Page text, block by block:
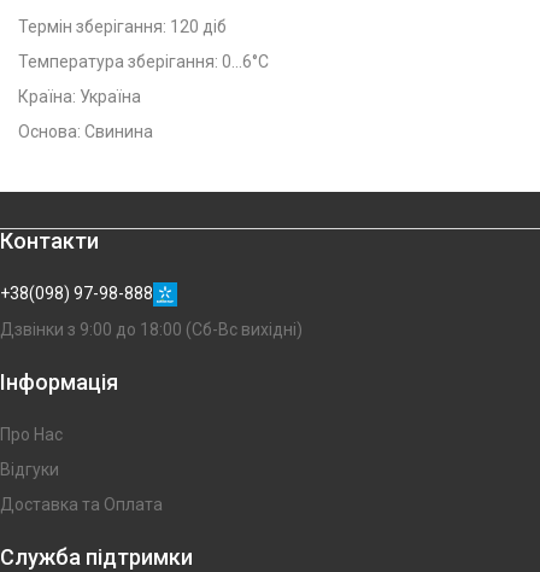
Термін зберігання: 120 діб
Температура зберігання: 0...6°C
Країна: Україна
Основа: Свинина
Контакти
+38(098) 97-98-888
Дзвінки з 9:00 до 18:00 (Сб-Вс вихідні)
Інформація
Про Нас
Відгуки
Доставка та Оплата
Служба підтримки